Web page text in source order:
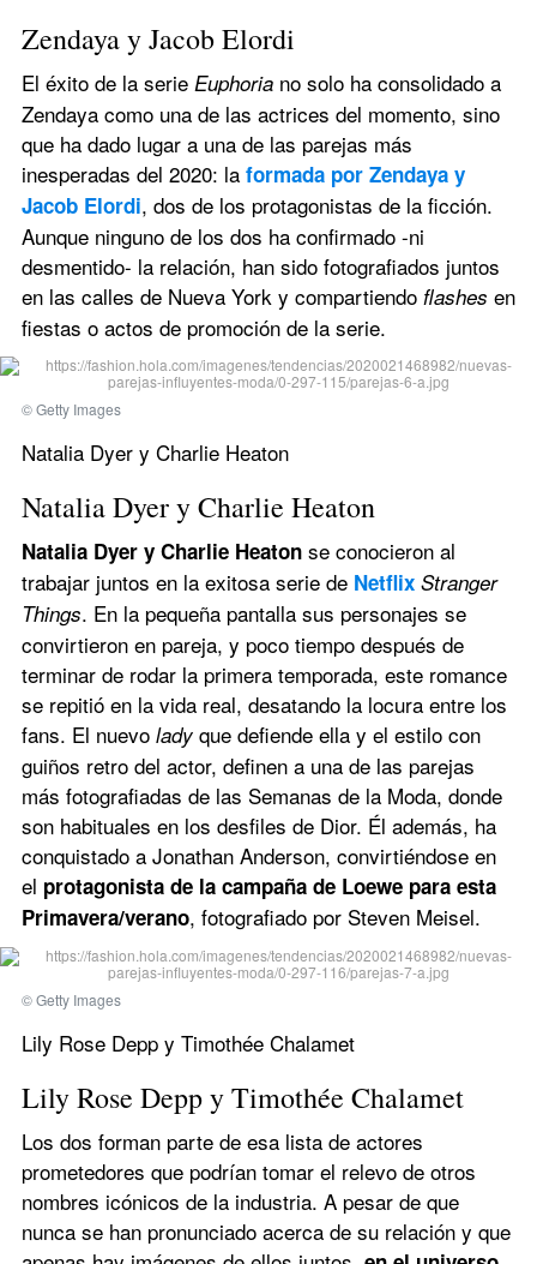
Zendaya y Jacob Elordi
El éxito de la serie Euphoria no solo ha consolidado a
Zendaya como una de las actrices del momento, sino
que ha dado lugar a una de las parejas más
inesperadas del 2020: la formada por Zendaya y
Jacob Elordi, dos de los protagonistas de la ficción.
Aunque ninguno de los dos ha confirmado -ni
desmentido- la relación, han sido fotografiados juntos
en las calles de Nueva York y compartiendo flashes en
fiestas o actos de promoción de la serie.
© Getty Images
Natalia Dyer y Charlie Heaton
Natalia Dyer y Charlie Heaton
Natalia Dyer y Charlie Heaton se conocieron al
trabajar juntos en la exitosa serie de Netflix Stranger
Things. En la pequeña pantalla sus personajes se
convirtieron en pareja, y poco tiempo después de
terminar de rodar la primera temporada, este romance
se repitió en la vida real, desatando la locura entre los
fans. El nuevo lady que defiende ella y el estilo con
guiños retro del actor, definen a una de las parejas
más fotografiadas de las Semanas de la Moda, donde
son habituales en los desfiles de Dior. Él además, ha
conquistado a Jonathan Anderson, convirtiéndose en
el protagonista de la campaña de Loewe para esta
Primavera/verano, fotografiado por Steven Meisel.
© Getty Images
Lily Rose Depp y Timothée Chalamet
Lily Rose Depp y Timothée Chalamet
Los dos forman parte de esa lista de actores
prometedores que podrían tomar el relevo de otros
nombres icónicos de la industria. A pesar de que
nunca se han pronunciado acerca de su relación y que